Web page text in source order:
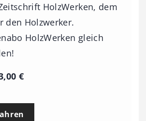
HolzWerken, dem
den Holzwerker.
HolzWerken gleich
€P
e